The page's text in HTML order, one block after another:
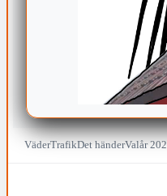
VäderTrafikDet händerValår